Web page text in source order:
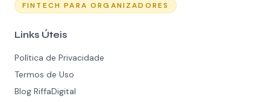
FINTECH PARA ORGANIZADORES
Links Úteis
Política de Privacidade
Termos de Uso
Blog RiffaDigital